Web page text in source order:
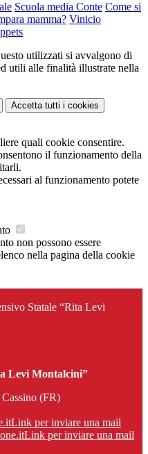
Scuola media Conte Come si
mamma? Vinicio
utilizzati si avvalgono di
utili alle finalità illustrate nella
Accetta tutti i cookies
quali cookie consentire.
il funzionamento della
al funzionamento potete
non possono essere
nella pagina della cookie
Statale “Rita Levi
Levi Montalcini”
(FR)
Link per inviare una mail
Link per inviare una mail